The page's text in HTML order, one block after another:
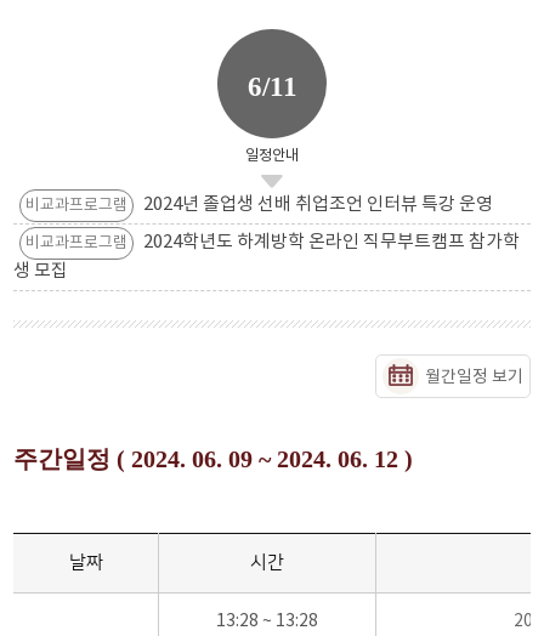
6/11
일정안내
비교과프로그램 2024년 졸업생 선배 취업조언 인터뷰 특강 운영
비교과프로그램
2024학년도 하계방학 온라인 직무부트캠프 참가학
생 모집
월간일정 보기
주간일정 ( 2024. 06. 09 ~ 2024. 06. 12 )
날짜 시간
13:28 ~ 13:28